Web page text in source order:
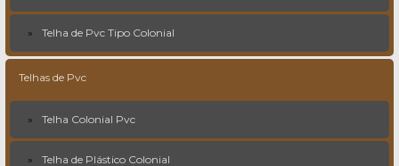
Telha de Pvc Tipo Colonial
Telhas de Pvc
Telha Colonial Pvc
Telha de Plástico Colonial